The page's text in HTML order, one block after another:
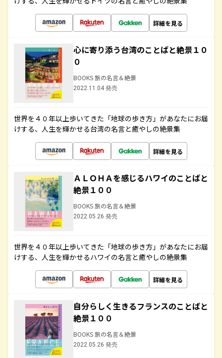
詳細を見る
心に寄り添う台湾のことばと絶景１０
０
BOOKS 旅の名言＆絶景
2022.11.04 発売
世界を４０年以上歩いてきた「地球の歩き方」があなたにお届
けする、人生を輝かせる台湾の名言と癒やしの絶景集
詳細を見る
ＡＬＯＨＡを感じるハワイのことばと
絶景１００
BOOKS 旅の名言＆絶景
2022.05.26 発売
世界を４０年以上歩いてきた「地球の歩き方」があなたにお届
けする、人生を輝かせるハワイの名言と癒やしの絶景集
詳細を見る
自分らしく生きるフランスのことばと
絶景１００
BOOKS 旅の名言＆絶景
2022.05.26 発売